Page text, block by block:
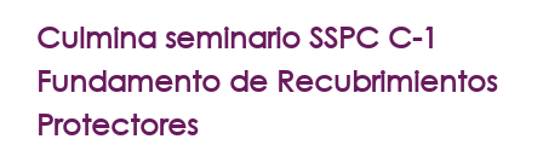
Postgrados
Extensión
Culmina seminario SSPC C-1
Fundamento de Recubrimientos
Protectores